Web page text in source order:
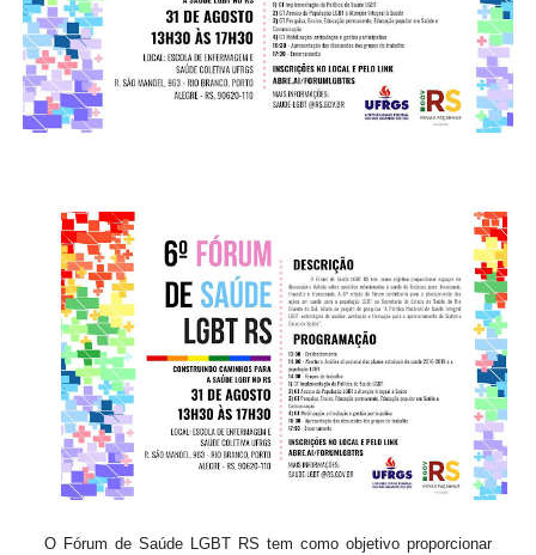
O Fórum de Saúde LGBT RS tem como objetivo proporcionar